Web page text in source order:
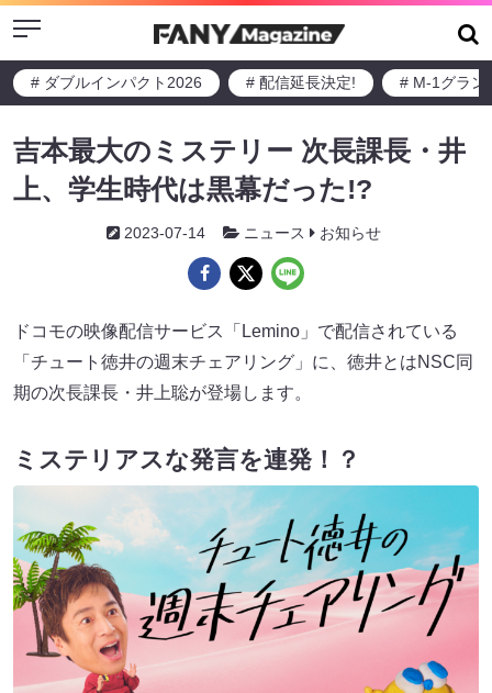
Menu
# ダブルインパクト2026 # 配信延長決定! # M-1グラン
吉本最大のミステリー 次長課長・井
上、学生時代は黒幕だった!?
2023-07-14 ニュース お知らせ
ドコモの映像配信サービス「Lemino」で配信されている
「チュート徳井の週末チェアリング」に、徳井とはNSC同
期の次長課長・井上聡が登場します。
ミステリアスな発言を連発！？